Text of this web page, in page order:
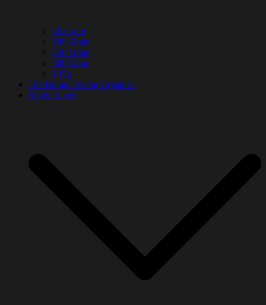
50 Gram
100 Gram
250 Gram
500 Gram
1 Kg
Teh Bunga Telang Organik :
Single Layer